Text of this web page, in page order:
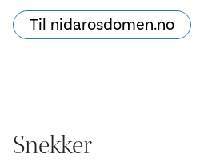
Til nidarosdomen.no
Snekker